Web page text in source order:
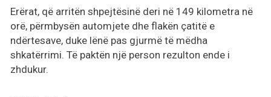
Erërat, që arritën shpejtësinë deri në 149 kilometra në
orë, përmbysën automjete dhe flakën çatitë e
ndërtesave, duke lënë pas gjurmë të mëdha
shkatërrimi. Të paktën një person rezulton ende i
zhdukur.